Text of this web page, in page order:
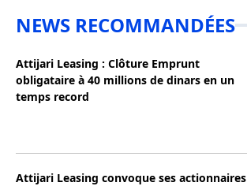
NEWS RECOMMANDÉES
Attijari Leasing : Clôture Emprunt
obligataire à 40 millions de dinars en un
temps record
Attijari Leasing convoque ses actionnaires